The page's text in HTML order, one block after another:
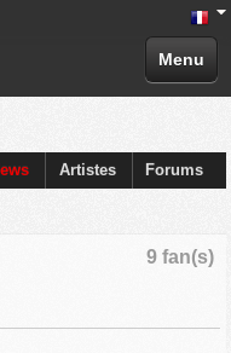
Menu
Artistes Forums
9 fan(s)